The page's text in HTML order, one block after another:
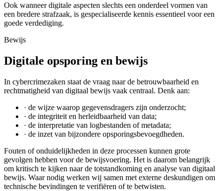
Ook wanneer digitale aspecten slechts een onderdeel vormen van
een bredere strafzaak, is gespecialiseerde kennis essentieel voor een
goede verdediging.
Bewijs
Digitale opsporing en bewijs
In cybercrimezaken staat de vraag naar de betrouwbaarheid en
rechtmatigheid van digitaal bewijs vaak centraal. Denk aan:
· de wijze waarop gegevensdragers zijn onderzocht;
· de integriteit en herleidbaarheid van data;
· de interpretatie van logbestanden of metadata;
· de inzet van bijzondere opsporingsbevoegdheden.
Fouten of onduidelijkheden in deze processen kunnen grote
gevolgen hebben voor de bewijsvoering. Het is daarom belangrijk
om kritisch te kijken naar de totstandkoming en analyse van digitaal
bewijs. Waar nodig werken wij samen met externe deskundigen om
technische bevindingen te verifiëren of te betwisten.